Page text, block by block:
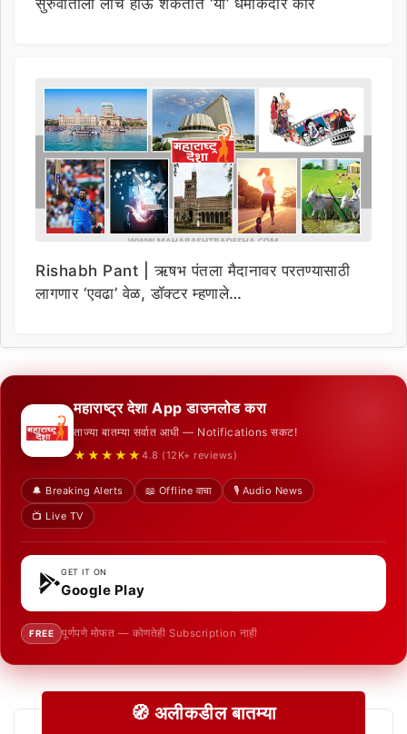
Rishabh Pant | ऋषभ पंतला मैदानावर परतण्यासाठी
लागणार ‘एवढा’ वेळ, डॉक्टर म्हणाले…
महाराष्ट्र देशा App डाउनलोड करा
ताज्या बातम्या सर्वात आधी — Notifications सकट!
★★★★★ 4.8 (12K+ reviews)
🔔 Breaking Alerts 📖 Offline वाचा
🎙️ Audio News
📺 Live TV
GET IT ON
Google Play
FREE पूर्णपणे मोफत — कोणतेही Subscription नाही
🧭 अलीकडील बातम्या